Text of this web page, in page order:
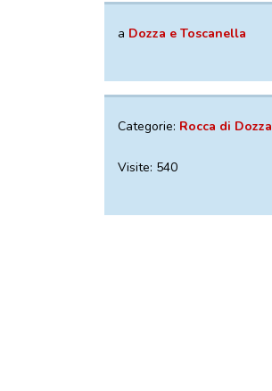
a Dozza e Toscanella
Categorie: Rocca di Dozza
Visite: 540